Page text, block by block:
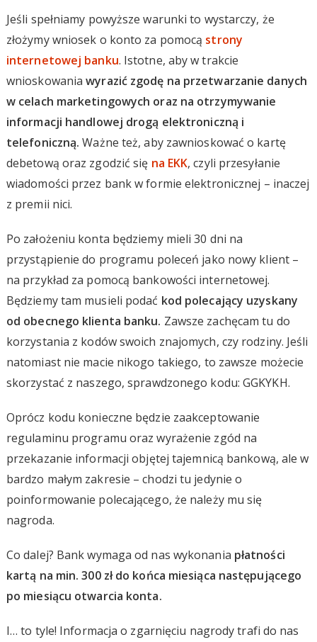
Jeśli spełniamy powyższe warunki to wystarczy, że
złożymy wniosek o konto za pomocą strony
internetowej banku. Istotne, aby w trakcie
wnioskowaniawyrazić zgodę na przetwarzanie danych
w celach marketingowych oraz na otrzymywanie
informacji handlowej drogą elektroniczną i
telefoniczną. Ważne też, aby zawnioskować o kartę
debetową oraz zgodzić się na EKK, czyli przesyłanie
wiadomości przez bank w formie elektronicznej – inaczej
z premii nici.
Po założeniu konta będziemy mieli 30 dni na
przystąpienie do programu poleceń jako nowy klient –
na przykład za pomocą bankowości internetowej.
Będziemy tam musieli podać kod polecający uzyskany
od obecnego klienta banku. Zawsze zachęcam tu do
korzystania z kodów swoich znajomych, czy rodziny. Jeśli
natomiast nie macie nikogo takiego, to zawsze możecie
skorzystać z naszego, sprawdzonego kodu: GGKYKH.
Oprócz kodu konieczne będzie zaakceptowanie
regulaminu programu oraz wyrażenie zgód na
przekazanie informacji objętej tajemnicą bankową, ale w
bardzo małym zakresie – chodzi tu jedynie o
poinformowanie polecającego, że należy mu się
nagroda.
Co dalej? Bank wymaga od nas wykonania płatności
kartą na min. 300 zł do końca miesiąca następującego
po miesiącu otwarcia konta.
I… to tyle! Informacja o zgarnięciu nagrody trafi do nas